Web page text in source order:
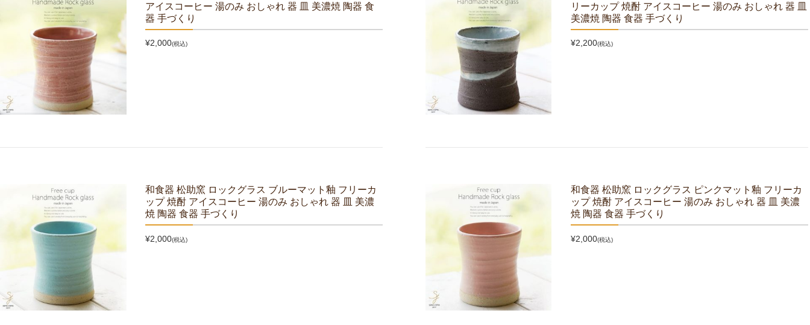
アイスコーヒー 湯のみ おしゃれ 器 皿 美濃焼 陶器 食
器 手づくり
¥2,000(税込)
リーカップ 焼酎 アイスコーヒー 湯のみ おしゃれ 器 皿
美濃焼 陶器 食器 手づくり
¥2,200(税込)
和食器 松助窯 ロックグラス ブルーマット釉 フリーカ
ップ 焼酎 アイスコーヒー 湯のみ おしゃれ 器 皿 美濃
焼 陶器 食器 手づくり
¥2,000(税込)
和食器 松助窯 ロックグラス ピンクマット釉 フリーカ
ップ 焼酎 アイスコーヒー 湯のみ おしゃれ 器 皿 美濃
焼 陶器 食器 手づくり
¥2,000(税込)